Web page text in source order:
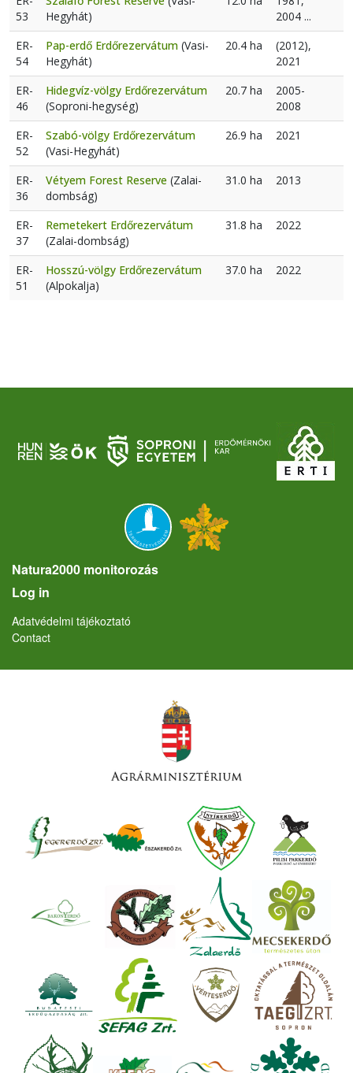
53
Hegyhát)
2004 ...
ER-
54
Pap-erdő Erdőrezervátum (Vasi-
Hegyhát)
20.4 ha
(2012),
2021
ER-
46
Hidegvíz-völgy Erdőrezervátum
(Soproni-hegység)
20.7 ha
2005-
2008
ER-
52
Szabó-völgy Erdőrezervátum
(Vasi-Hegyhát)
26.9 ha 2021
ER-
36
Vétyem Forest Reserve (Zalai-
dombság)
31.0 ha 2013
ER-
37
Remetekert Erdőrezervátum
(Zalai-dombság)
31.8 ha 2022
ER-
51
Hosszú-völgy Erdőrezervátum
(Alpokalja)
37.0 ha 2022
Natura2000 monitorozás
User account menu
Log in
Lábléc
Adatvédelmi tájékoztató
Contact